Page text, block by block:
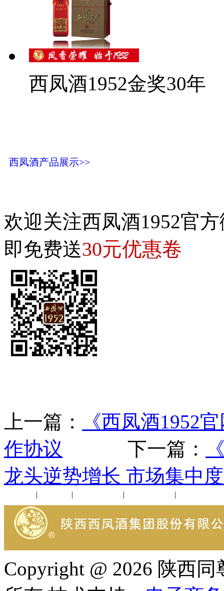
西凤酒1952金奖30年
西凤酒产品展示>>
欢迎关注西凤酒1952官
即免费送30元优惠卷
上一篇：
《西凤酒1952
作协议 下一篇：
龙头逆势增长 市场集中
| | | |
Copyright @ 2026 陕西